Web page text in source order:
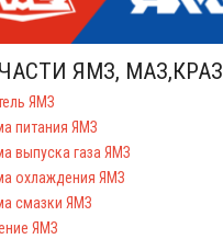
ЯМЗ, МАЗ,КРАЗ
ЯМЗ
питания ЯМЗ
выпуска газа ЯМЗ
охлаждения ЯМЗ
смазки ЯМЗ
ЯМЗ